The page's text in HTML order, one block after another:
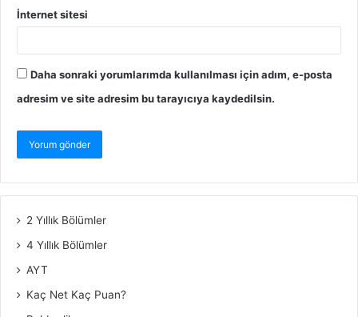
İnternet sitesi
Daha sonraki yorumlarımda kullanılması için adım, e-posta
adresim ve site adresim bu tarayıcıya kaydedilsin.
2 Yıllık Bölümler
4 Yıllık Bölümler
AYT
Kaç Net Kaç Puan?